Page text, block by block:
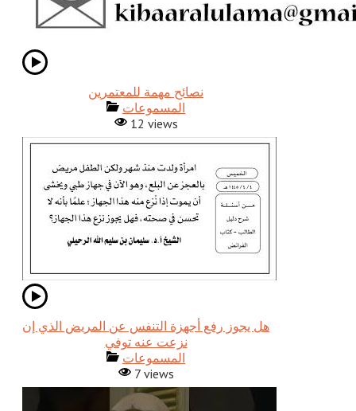
نصائح مهمة للمعتمرين
المسموعات
12 views
هل يجوز رفع أجهزة التنفس عن المريض الذي إن
نزعت عنه توفي
المسموعات
7 views